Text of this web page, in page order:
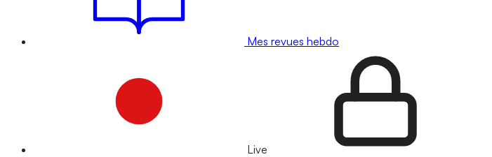
Mes revues hebdo
Live